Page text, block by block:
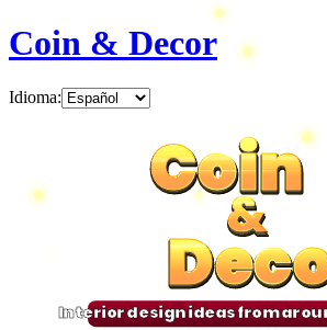
Coin & Decor
Idioma:
Coin
&
Coin
&
Coin
&
Coin
&
Interior design ideas from